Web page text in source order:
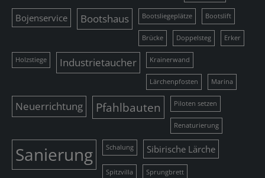
Bojenservice Bootshaus Bootsliegeplätze Bootslift
Brücke Doppelsteg Erker
Holzstiege Industrietaucher Krainerwand
Lärchenpfosten Marina
Neuerrichtung Pfahlbauten Piloten setzen
Renaturierung
Sanierung Schalung Sibirische Lärche
Spitzvilla Sprungbrett